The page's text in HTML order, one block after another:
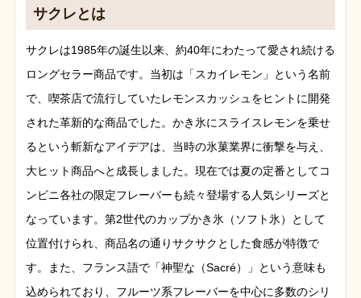
サクレとは
サクレは1985年の誕生以来、約40年にわたって愛され続ける
ロングセラー商品です。当初は「スカイレモン」という名前
で、喫茶店で流行していたレモンスカッシュをヒントに開発
された革新的な商品でした。かき氷にスライスレモンを乗せ
るという斬新なアイデアは、当時の氷菓業界に衝撃を与え、
大ヒット商品へと成長しました。現在では夏の定番としてコ
ンビニ各社の限定フレーバーも続々登場する人気シリーズと
なっています。第2世代のカップかき氷（ソフト氷）として
位置付けられ、商品名の通りサクサクとした食感が特徴で
す。また、フランス語で「神聖な（Sacré）」という意味も
込められており、フルーツ系フレーバーを中心に多数のシリ